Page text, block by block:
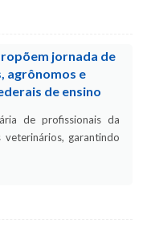
jornada de
agrônomos e
de ensino
de profissionais da
garantindo